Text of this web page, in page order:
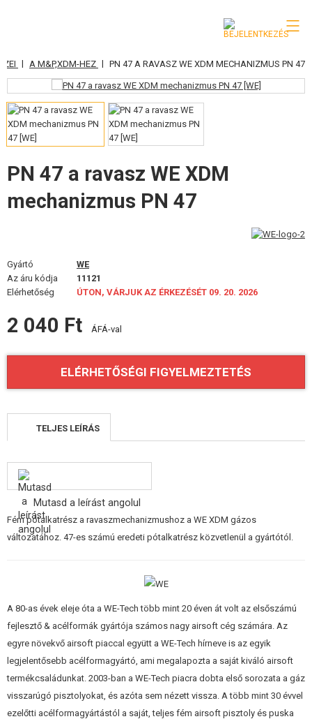
KATEGÓRIA
AIRSOFT FEGYVEREK
LÉGFEGYVEREK, CSÚZLIK
LÖVEDÉK, GÁZ
SZEMÜVEGEK, MASZKOK
FELSZERELÉS, EGYENRUHA, TOKOK
ÁLCÁZÁS, FESTÉK, SZALAG
KIEGÉSZÍTŐK, HORDSZÍJAK
FEGYVER JAVÍTÁS ÉS KARBANTARTÁS
ÖNVÉDELMI FELSZERELÉSEK, KÉPZÉS, KÉSEK
CÉLOK, LŐLAP
ÉLELMISZER
ÉPÍTŐKÉSZLETEK, MODELLEK
REKLÁM TÁRGYAK
SÉRÜLT, HASZNÁLT ÁRUK
| A M&P,XDM-HEZ | PN 47 A RAVASZ WE XDM MECHANIZMUS PN 47
PN 47 a ravasz WE XDM
mechanizmus PN 47
Gyártó
WE
Az áru kódja
11121
Elérhetőség
ÚTON, VÁRJUK AZ ÉRKEZÉSÉT 09. 20. 2026
2 040 Ft ÁFÁ-val
ELÉRHETŐSÉGI FIGYELMEZTETÉS
TELJES LEÍRÁS
Mutasd a leírást angolul
Fém pótalkatrész a ravaszmechanizmushoz a WE XDM gázos
változatához. 47-es számú eredeti pótalkatrész közvetlenül a gyártótól.
A 80-as évek eleje óta a WE-Tech több mint 20 éven át volt az elsőszámú
fejlesztő & acélformák gyártója számos nagy airsoft cég számára. Az
egyre növekvő airsoft piaccal együtt a WE-Tech hírneve is az egyik
legjelentősebb acélformagyártó, ami megalapozta a saját kiváló airsoft
termékcsaládunkat. 2003-ban a WE-Tech piacra dobta első sorozata a gáz
visszarúgó pisztolyokat, és azóta sem nézett vissza. A több mint 30 évvel
ezelőtti acélformagyártástól a saját, teljes fém airsoft pisztoly és puska